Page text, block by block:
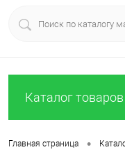
Каталог товаров
Главная страница •